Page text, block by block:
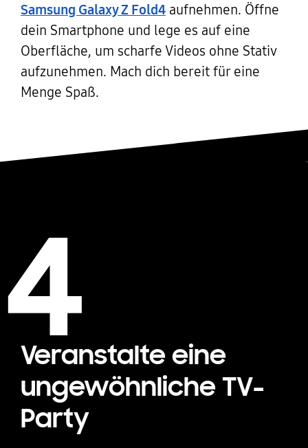
Samsung Galaxy Z Fold4aufnehmen. Öffne
dein Smartphone und lege es auf eine
Oberfläche, um scharfe Videos ohne Stativ
aufzunehmen. Mach dich bereit für eine
Menge Spaß.
4
Veranstalte eine
ungewöhnliche TV-
Party